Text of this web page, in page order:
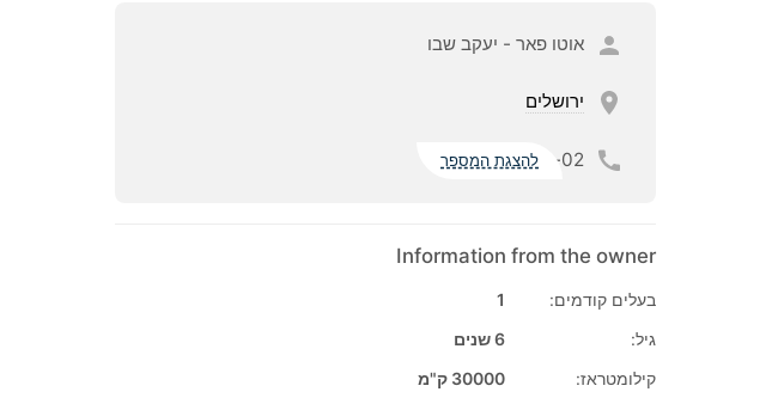
אוטו פאר - יעקב שבו
ירושלים
02- להצגת המספר
Information from the owner
בעלים קודמים:
1
גיל:
6 שנים
קילומטראז:
30000 ק"מ